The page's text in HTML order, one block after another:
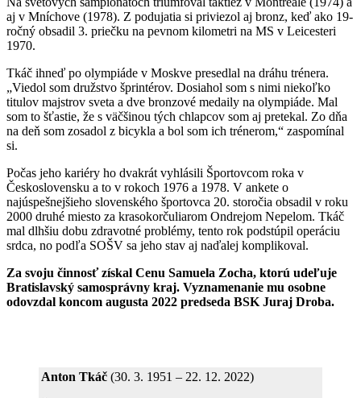
aj v Mníchove (1978). Z podujatia si priviezol aj bronz, keď ako 19-
ročný obsadil 3. priečku na pevnom kilometri na MS v Leicesteri
1970.
Tkáč ihneď po olympiáde v Moskve presedlal na dráhu trénera.
„Viedol som družstvo šprintérov. Dosiahol som s nimi niekoľko
titulov majstrov sveta a dve bronzové medaily na olympiáde. Mal
som to šťastie, že s väčšinou tých chlapcov som aj pretekal. Zo dňa
na deň som zosadol z bicykla a bol som ich trénerom,“ zaspomínal
si.
Počas jeho kariéry ho dvakrát vyhlásili Športovcom roka v
Československu a to v rokoch 1976 a 1978. V ankete o
najúspešnejšieho slovenského športovca 20. storočia obsadil v roku
2000 druhé miesto za krasokorčuliarom Ondrejom Nepelom. Tkáč
mal dlhšiu dobu zdravotné problémy, tento rok podstúpil operáciu
srdca, no podľa SOŠV sa jeho stav aj naďalej komplikoval.
Za svoju činnosť získal Cenu Samuela Zocha, ktorú udeľuje
Bratislavský samosprávny kraj. Vyznamenanie mu osobne
odovzdal koncom augusta 2022 predseda BSK Juraj Droba.
Anton Tkáč (30. 3. 1951 – 22. 12. 2022)